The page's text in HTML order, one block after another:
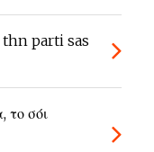
parti sas
το σόι